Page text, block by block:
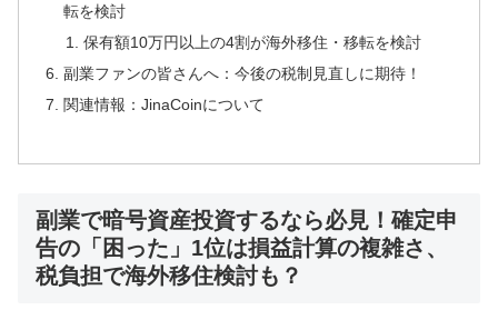
転を検討
保有額10万円以上の4割が海外移住・移転を検討
副業ファンの皆さんへ：今後の税制見直しに期待！
関連情報：JinaCoinについて
副業で暗号資産投資するなら必見！確定申
告の「困った」1位は損益計算の複雑さ、
税負担で海外移住検討も？